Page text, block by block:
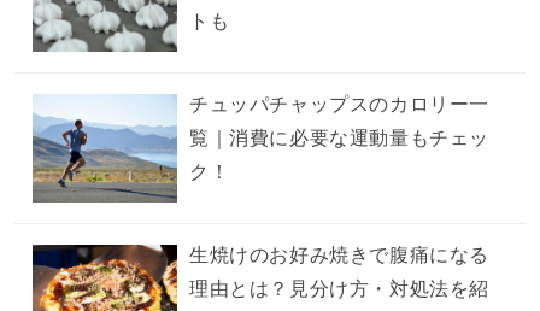
トも
チュッパチャップスのカロリー一
覧｜消費に必要な運動量もチェッ
ク！
生焼けのお好み焼きで腹痛になる
理由とは？見分け方・対処法を紹